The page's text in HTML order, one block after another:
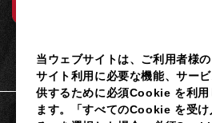
利用規約
当ウェブサイトは、ご利用者様
サイト利用に必要な機能、サー
供するために必須Cookie を利用
ます。「すべてのCookie を受け